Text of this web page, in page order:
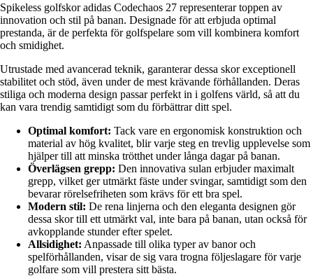
Spikeless golfskor adidas Codechaos 27 representerar toppen av
innovation och stil på banan. Designade för att erbjuda optimal
prestanda, är de perfekta för golfspelare som vill kombinera komfort
och smidighet.
Utrustade med avancerad teknik, garanterar dessa skor exceptionell
stabilitet och stöd, även under de mest krävande förhållanden. Deras
stiliga och moderna design passar perfekt in i golfens värld, så att du
kan vara trendig samtidigt som du förbättrar ditt spel.
Optimal komfort: Tack vare en ergonomisk konstruktion och
material av hög kvalitet, blir varje steg en trevlig upplevelse som
hjälper till att minska trötthet under långa dagar på banan.
Överlägsen grepp: Den innovativa sulan erbjuder maximalt
grepp, vilket ger utmärkt fäste under svingar, samtidigt som den
bevarar rörelsefriheten som krävs för ett bra spel.
Modern stil: De rena linjerna och den eleganta designen gör
dessa skor till ett utmärkt val, inte bara på banan, utan också för
avkopplande stunder efter spelet.
Allsidighet: Anpassade till olika typer av banor och
spelförhållanden, visar de sig vara trogna följeslagare för varje
golfare som vill prestera sitt bästa.